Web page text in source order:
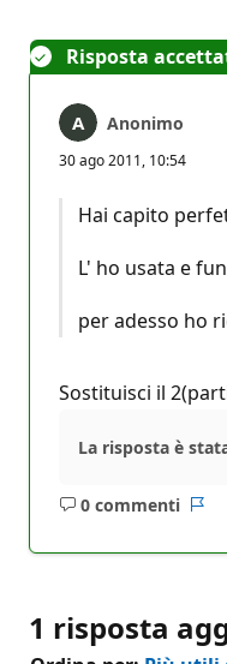
Risposta
Anonimo
30 ago 2011, 10:54
Hai capito
L' ho usata e
per adesso ho
Sostituisci il
La risposta è
0 commenti
Nessun
1 risposta